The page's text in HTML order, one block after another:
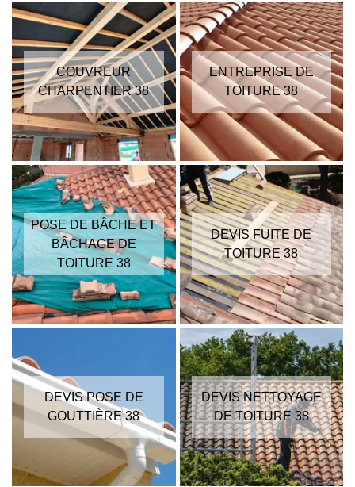
COUVREUR
CHARPENTIER 38
ENTREPRISE DE
TOITURE 38
POSE DE BÂCHE ET
BÂCHAGE DE
TOITURE 38
DEVIS FUITE DE
TOITURE 38
DEVIS POSE DE
GOUTTIÈRE 38
DEVIS NETTOYAGE
DE TOITURE 38